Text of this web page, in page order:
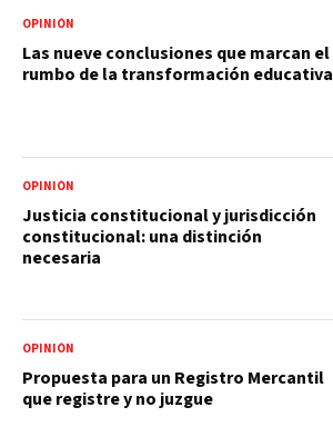
OPINIÓN
Las nueve conclusiones que marcan el
rumbo de la transformación educativa
OPINIÓN
Justicia constitucional y jurisdicción
constitucional: una distinción
necesaria
OPINIÓN
Propuesta para un Registro Mercantil
que registre y no juzgue